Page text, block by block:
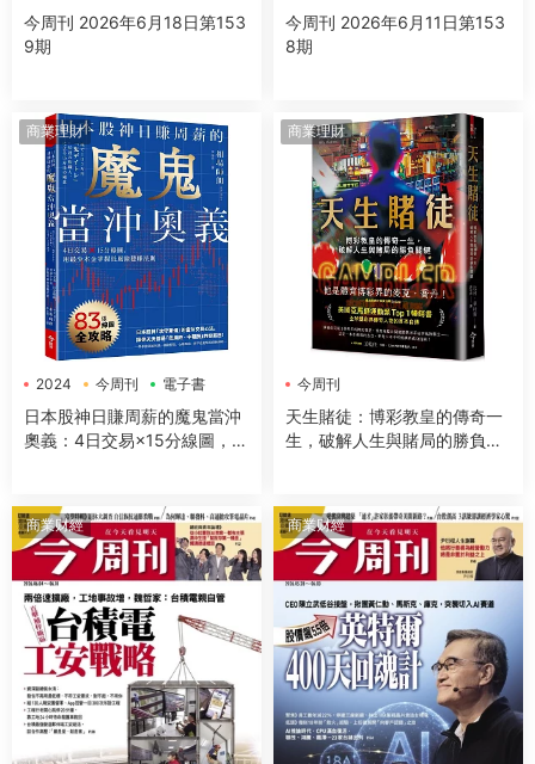
今周刊 2026年6月18日第153
9期
今周刊 2026年6月11日第153
8期
商業理財
2024 今周刊 電子書
日本股神日賺周薪的魔鬼當沖
奧義：4日交易×15分線圖，用
商業理財
今周刊
天生賭徒：博彩教皇的傳奇一
生，破解人生與賭局的勝負關
商業财經 商業财經